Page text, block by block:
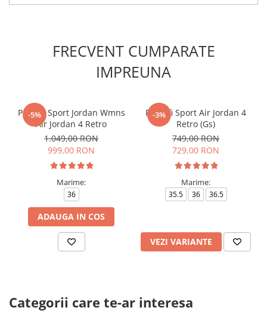
FRECVENT CUMPARATE
IMPREUNA
-5%
Pantofi Sport Jordan Wmns
Air Jordan 4 Retro
1.049,00 RON
999,00 RON
Marime:
36
ADAUGA IN COS
-3%
Pantofi Sport Air Jordan 4
Retro (Gs)
749,00 RON
729,00 RON
Marime:
35.5 36 36.5
VEZI VARIANTE
Categorii care te-ar interesa